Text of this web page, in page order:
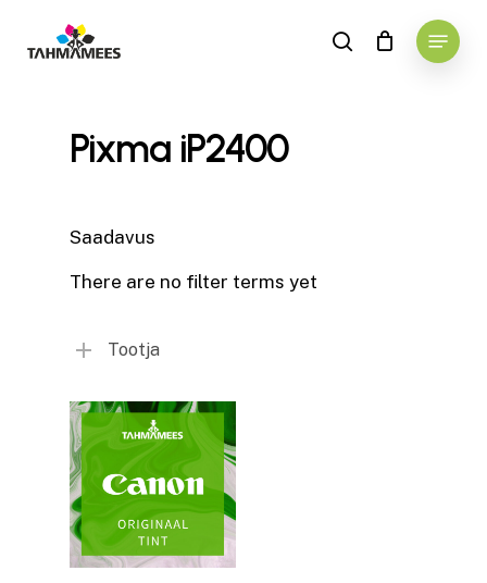
search
Menu
Pixma iP2400
Saadavus
There are no filter terms yet
Tootja